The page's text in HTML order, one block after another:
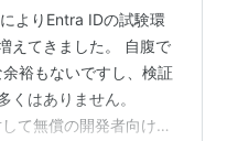
よりEntra IDの試験環
えてきました。 自腹で
裕もないですし、検証
くはありません。
て無償の開発者向け環